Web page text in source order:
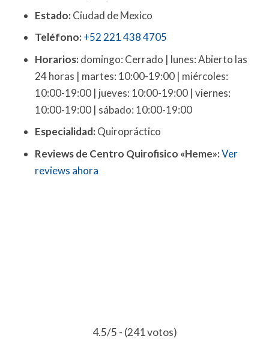
Estado:Ciudad de Mexico
Teléfono:+52 221 438 4705
Horarios:domingo: Cerrado | lunes: Abierto las
24 horas | martes: 10:00-19:00 | miércoles:
10:00-19:00 | jueves: 10:00-19:00 | viernes:
10:00-19:00 | sábado: 10:00-19:00
Especialidad:Quiropráctico
Reviews de Centro Quirofisico «Heme»:Ver
reviews ahora
4.5/5 - (241 votos)